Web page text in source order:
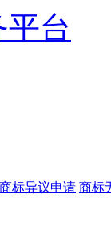
台
商标异议申请 商标